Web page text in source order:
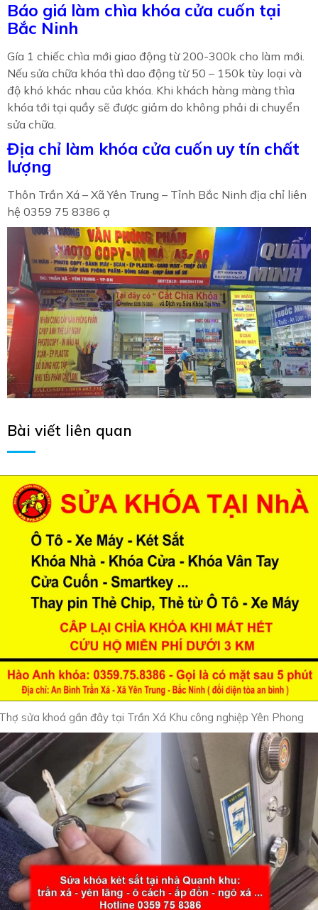
Báo giá làm chìa khóa cửa cuốn tại
Bắc Ninh
Gía 1 chiếc chìa mới giao động từ 200-300k cho làm mới.
Nếu sửa chữa khóa thì dao động từ 50 – 150k tùy loại và
độ khó khác nhau của khóa. Khi khách hàng màng thìa
khóa tới tại quầy sẽ được giảm do không phải di chuyển
sửa chữa.
Địa chỉ làm khóa cửa cuốn uy tín chất
lượng
Thôn Trần Xá – Xã Yên Trung – Tỉnh Bắc Ninh địa chỉ liên
hệ 0359 75 8386 ạ
Bài viết liên quan
sửa khoá gần đây tại Trần Xá Khu công nghiệp Yên Phong